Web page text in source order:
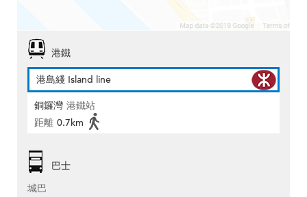
港鐵
港島綫 Island line
銅鑼灣 港鐵站
距離 0.7km
巴士
城巴